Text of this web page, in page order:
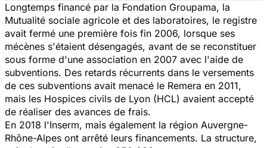
Longtemps financé par la Fondation Groupama, la
Mutualité sociale agricole et des laboratoires, le registre
avait fermé une première fois fin 2006, lorsque ses
mécènes s'étaient désengagés, avant de se reconstituer
sous forme d'une association en 2007 avec l'aide de
subventions. Des retards récurrents dans le versements
de ces subventions avait menacé le Remera en 2011,
mais les Hospices civils de Lyon (HCL) avaient accepté
de réaliser des avances de frais.
En 2018 l'Inserm, mais également la région Auvergne-
Rhône-Alpes ont arrêté leurs financements. La structure,